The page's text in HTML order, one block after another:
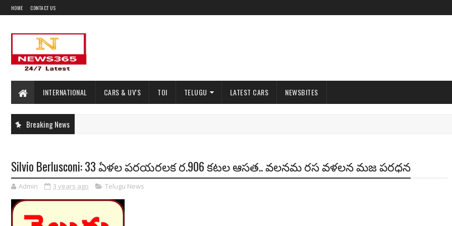
HOME CONTACT US
INTERNATIONAL CARS & UV'S TOI TELUGU LATEST CARS NEWSBITES
Breaking News
Silvio Berlusconi: 33 ఏళల పరయరలక ర.906 కటల ఆసత.. వలనమ రస వళలన మజ పరధన
Admin 3 years ago Telugu News